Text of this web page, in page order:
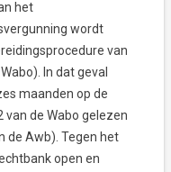
het
wordt
van
In dat geval
maanden op de
van de Wabo gelezen
de Awb). Tegen het
open en